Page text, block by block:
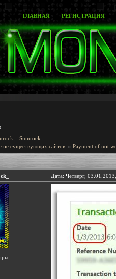
ГЛАВНАЯ РЕГИСТРАЦИЯ
_Sumrock_
не существующих сайтов. » Payment of not
Дата: Четверг,